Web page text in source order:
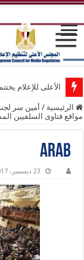
الأعلى للإعلام
الرئيسية / أمين سر
مواقع فتاوى السلفيين
arab
23 ديسمبر، 2017